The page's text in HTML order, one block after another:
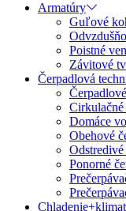
Armatúry
Guľové
Poistné
Závitové
Čerpadlová
Cirkulačné
Domáce
Obehové
Odstredivé
Ponorné